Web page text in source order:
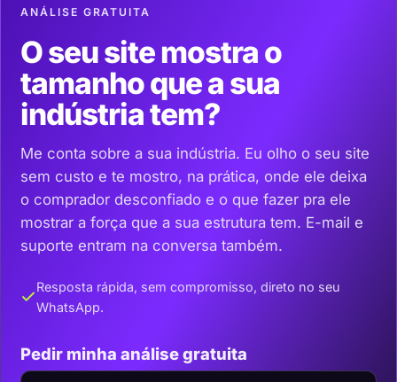
ANÁLISE GRATUITA
O seu site mostra o
tamanho que a sua
indústria tem?
Me conta sobre a sua indústria. Eu olho o seu site
sem custo e te mostro, na prática, onde ele deixa
o comprador desconfiado e o que fazer pra ele
mostrar a força que a sua estrutura tem. E-mail e
suporte entram na conversa também.
Resposta rápida, sem compromisso, direto no seu
WhatsApp.
Pedir minha análise gratuita